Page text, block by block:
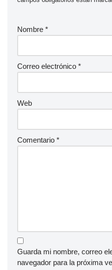
Nombre *
Correo electrónico *
Web
Comentario *
Guarda mi nombre, correo
navegador para la próxima